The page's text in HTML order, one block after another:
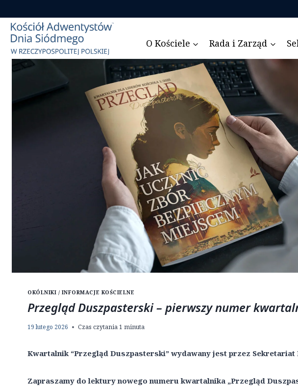
do
treści
O Kościele Rada i Zarząd
OKÓLNIKI / INFORMACJE KOŚCIELNE
Przegląd Duszpasterski – pierwszy numer
19 lutego 2026 Czas czytania1 minuta
Kwartalnik “Przegląd Duszpasterski” wydawany jest przez
Zapraszamy do lektury nowego numeru kwartalnika „Przegląd